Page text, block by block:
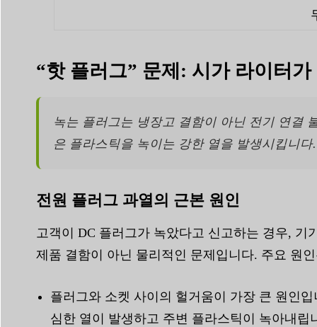
“핫 플러그” 문제: 시가 라이터
녹는 플러그는 냉장고 결함이 아닌 전기 연결
은 플라스틱을 녹이는 강한 열을 발생시킵니다.
전원 플러그 과열의 근본 원인
고객이 DC 플러그가 녹았다고 신고하는 경우,
제품 결함이 아닌 물리적인 문제입니다. 주요 원
플러그와 소켓 사이의 헐거움이 가장 큰 원인
심한 열이 발생하고 주변 플라스틱이 녹아내립